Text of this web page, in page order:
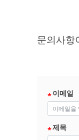
문의사항
이메일
제목